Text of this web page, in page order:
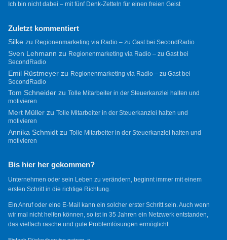
Ich bin nicht dabei – mit fünf Denk-Zetteln für einen freien Geist
Zuletzt kommentiert
Silkezu Regionenmarketing via Radio – zu Gast bei SecondRadio
Sven Lehmann zu Regionenmarketing via Radio – zu Gast bei
SecondRadio
Emil Rüstmeyerzu Regionenmarketing via Radio – zu Gast bei
SecondRadio
Tom Schneiderzu Tolle Mitarbeiter in der Steuerkanzlei halten und
motivieren
Mert Müllerzu Tolle Mitarbeiter in der Steuerkanzlei halten und
motivieren
Annika Schmidtzu Tolle Mitarbeiter in der Steuerkanzlei halten und
motivieren
Bis hier her gekommen?
Unternehmen oder sein Leben zu verändern, beginnt immer mit einem
ersten Schritt in die richtige Richtung.
Ein Anruf oder eine E-Mail kann ein solcher erster Schritt sein. Auch wenn
wir mal nicht helfen können, so ist in 35 Jahren ein Netzwerk entstanden,
das vielfach rasche und gute Problemlösungen ermöglicht.